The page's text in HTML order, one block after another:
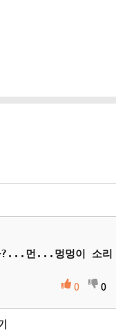
?...먼...멍멍이 소리
0 0